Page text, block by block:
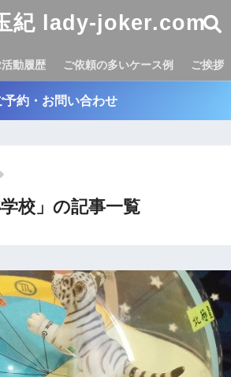
紀 lady-joker.com
動履歴 ご依頼の多いケース例 ご挨拶
予約・お問い合わせ
校」の記事一覧